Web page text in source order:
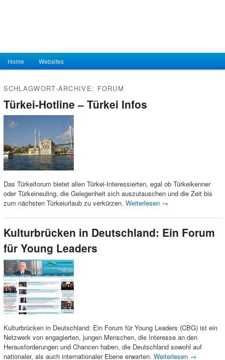
Hauptmenü
Zum Inhalt wechseln
Zum sekundären Inhalt wechseln
Home Websites
SCHLAGWORT-ARCHIVE: FORUM
Türkei-Hotline – Türkei Infos
Das Türkeiforum bietet allen Türkei-Interessierten, egal ob Türkeikenner
oder Türkeineuling, die Gelegenheit sich auszutauschen und die Zeit bis
zum nächsten Türkeiurlaub zu verkürzen. Weiterlesen →
Kulturbrücken in Deutschland: Ein Forum
für Young Leaders
Kulturbrücken in Deutschland: Ein Forum für Young Leaders (CBG) ist ein
Netzwerk von engagierten, jungen Menschen, die Interesse an den
Herausforderungen und Chancen haben, die Deutschland sowohl auf
nationaler, als auch internationaler Ebene erwarten. Weiterlesen →